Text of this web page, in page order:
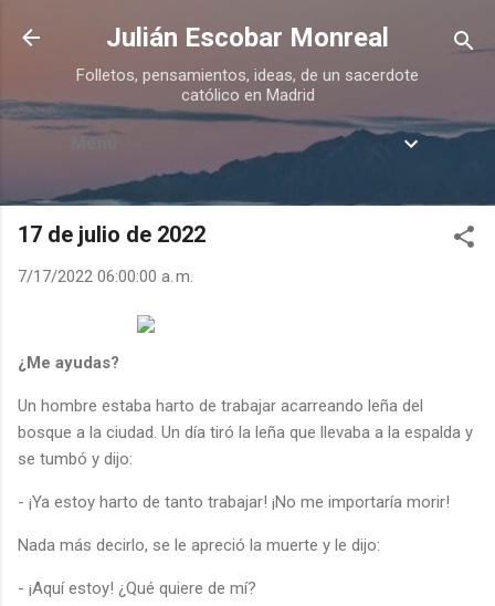
Ir al contenido principal
Julián Escobar Monreal
Folletos, pensamientos, ideas, de un sacerdote
católico en Madrid
Menú
17 de julio de 2022
7/17/2022 06:00:00 a. m.
¿Me ayudas?
Un hombre estaba harto de trabajar acarreando leña del
bosque a la ciudad. Un día tiró la leña que llevaba a la espalda y
se tumbó y dijo:
- ¡Ya estoy harto de tanto trabajar! ¡No me importaría morir!
Nada más decirlo, se le apreció la muerte y le dijo:
- ¡Aquí estoy! ¿Qué quiere de mí?